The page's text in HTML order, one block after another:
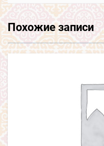
Похожие записи